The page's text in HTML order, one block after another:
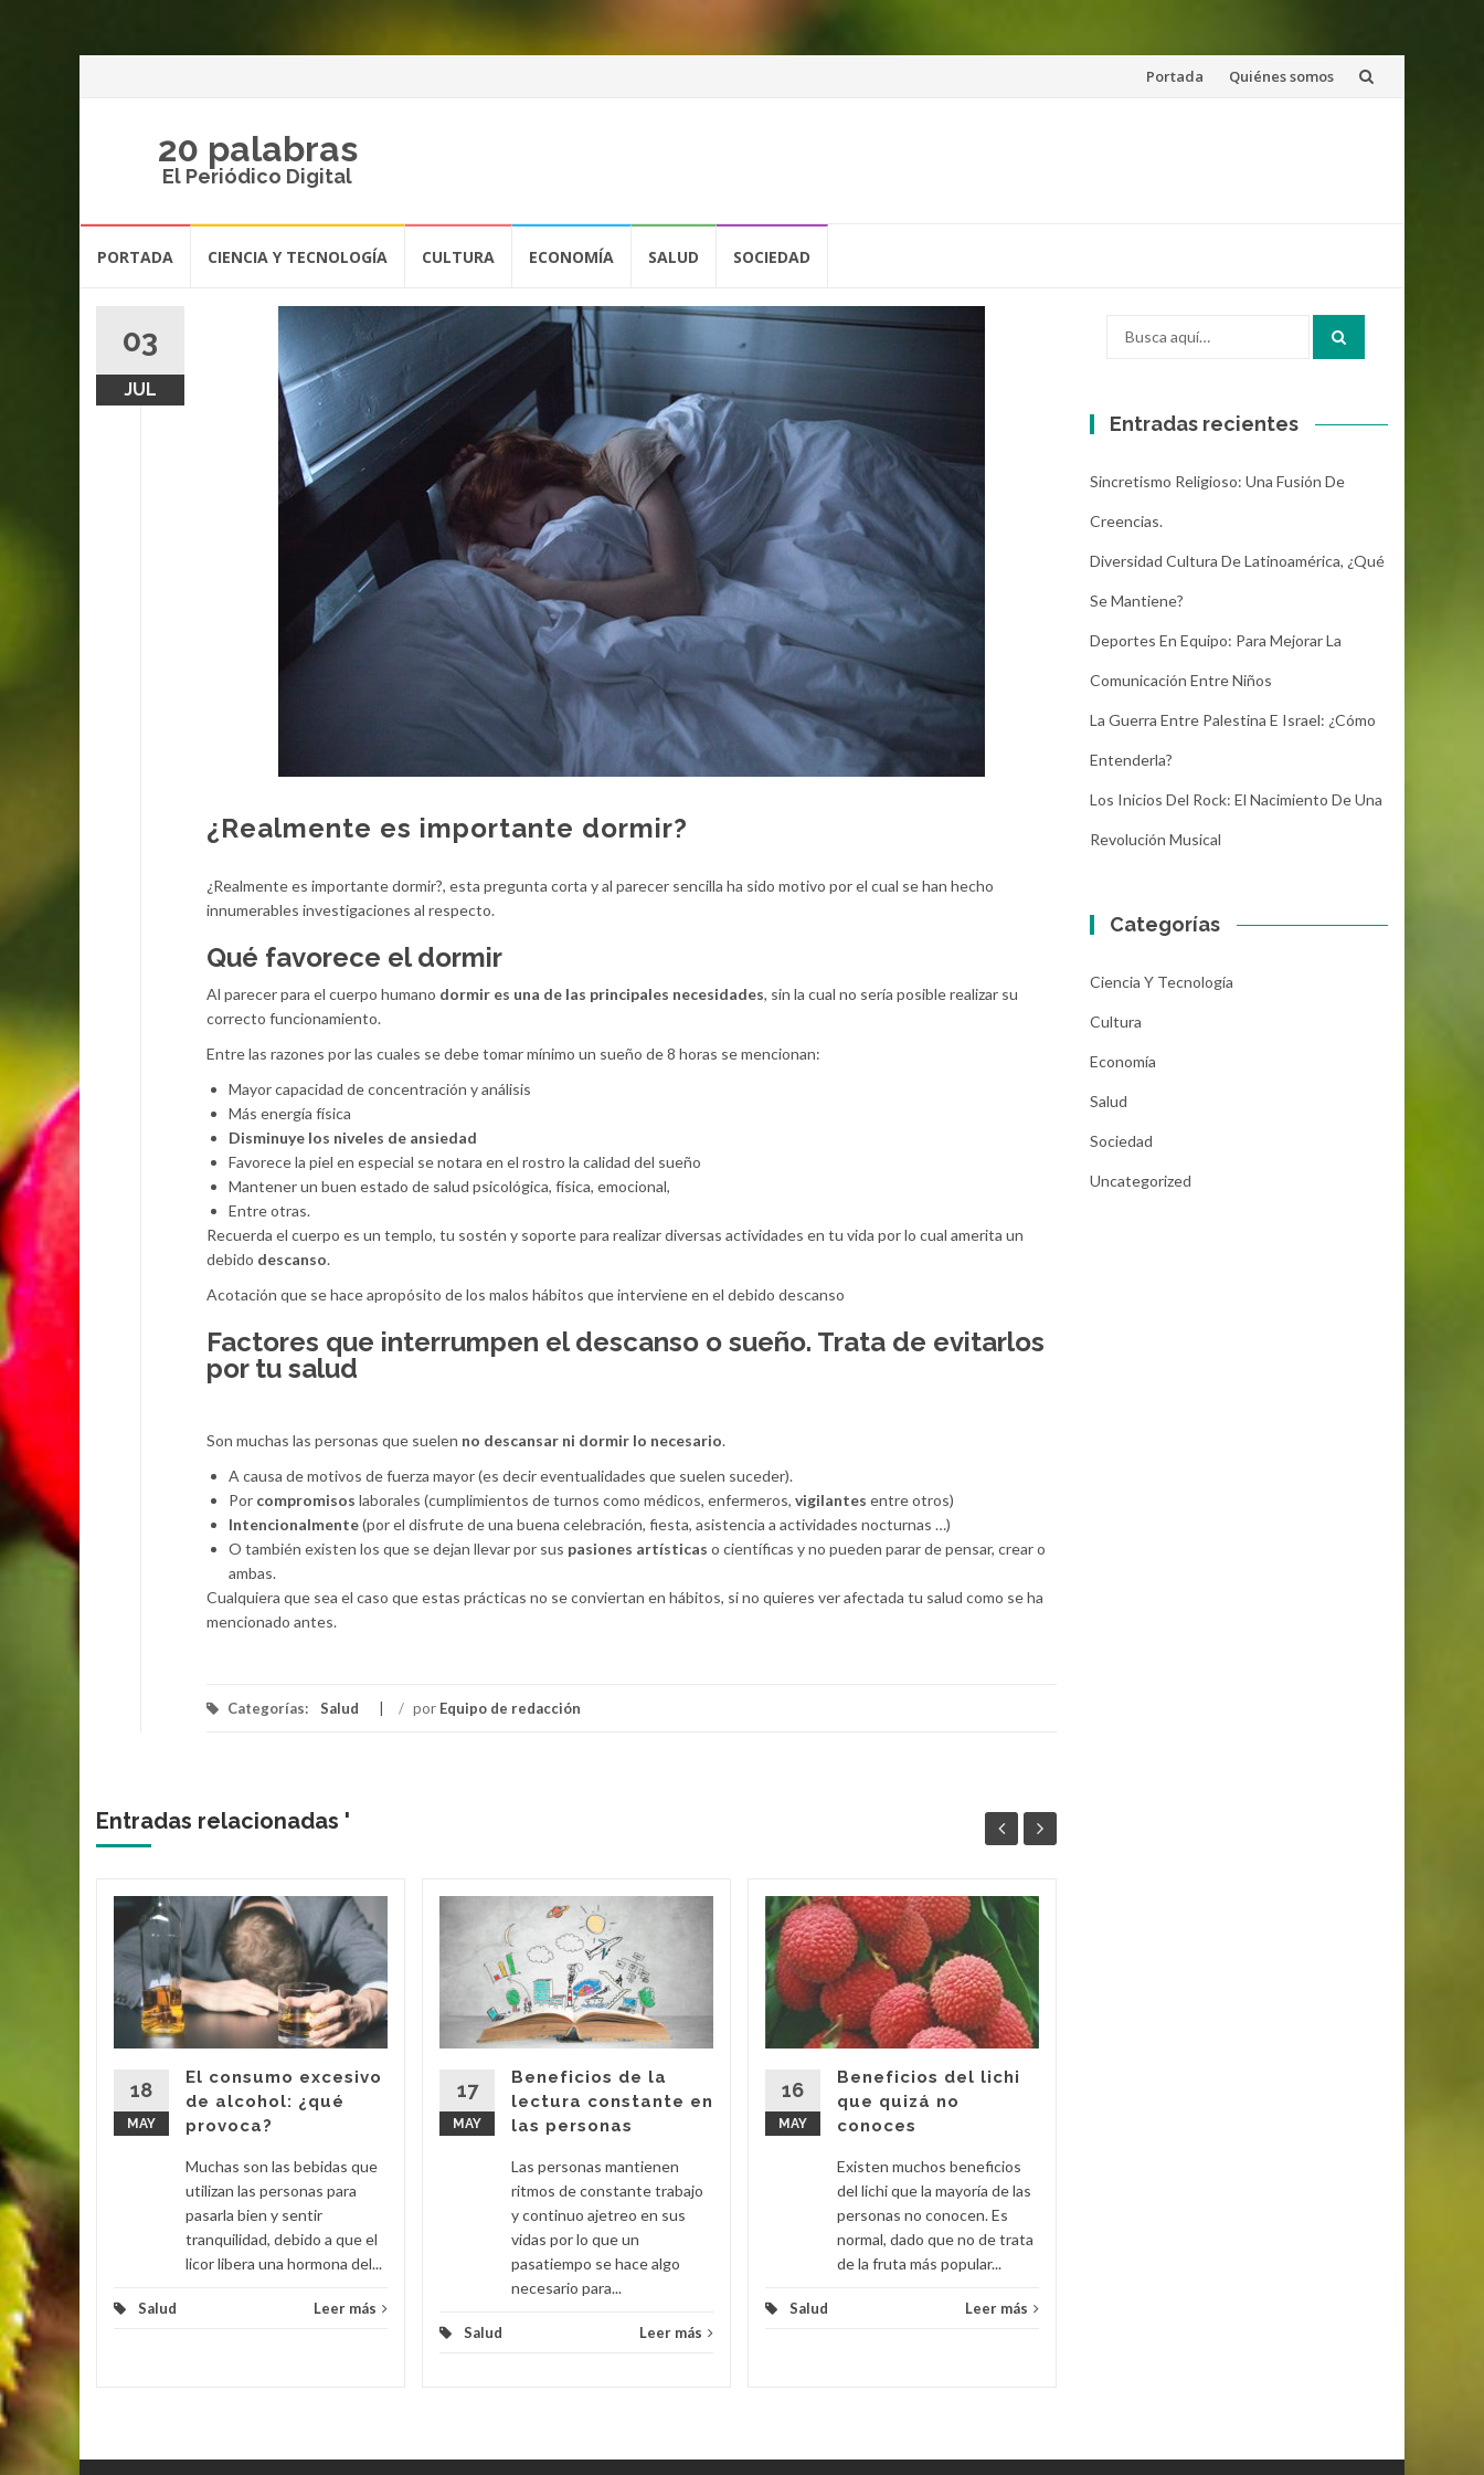
Saltar
Portada Quiénes somos
20 palabras
El Periódico Digital
PORTADA CIENCIA Y TECNOLOGÍA CULTURA ECONOMÍA SALUD SOCIEDAD
03
JUL
¿Realmente es importante dormir?
¿Realmente es importante dormir?, esta pregunta corta y al parecer sencilla ha sido motivo por el cual se han hecho
innumerables investigaciones al respecto.
Qué favorece el dormir
Al parecer para el cuerpo humano dormir es una de las principales necesidades, sin la cual no sería posible realizar su
correcto funcionamiento.
Entre las razones por las cuales se debe tomar mínimo un sueño de 8 horas se mencionan:
Mayor capacidad de concentración y análisis
Más energía física
Disminuye los niveles de ansiedad
Favorece la piel en especial se notara en el rostro la calidad del sueño
Mantener un buen estado de salud psicológica, física, emocional,
Entre otras.
Recuerda el cuerpo es un templo, tu sostén y soporte para realizar diversas actividades en tu vida por lo cual amerita un
debido descanso.
Acotación que se hace apropósito de los malos hábitos que interviene en el debido descanso
Factores que interrumpen el descanso o sueño. Trata de evitarlos
por tu salud
Son muchas las personas que suelen no descansar ni dormir lo necesario.
A causa de motivos de fuerza mayor (es decir eventualidades que suelen suceder).
Por compromisos laborales (cumplimientos de turnos como médicos, enfermeros, vigilantes entre otros)
Intencionalmente(por el disfrute de una buena celebración, fiesta, asistencia a actividades nocturnas …)
O también existen los que se dejan llevar por sus pasiones artísticas o científicas y no pueden parar de pensar, crear o
ambas.
Cualquiera que sea el caso que estas prácticas no se conviertan en hábitos, si no quieres ver afectada tu salud como se ha
mencionado antes.
Categorías: Salud / por Equipo de redacción
Entradas relacionadas '
más
18
MAY
El consumo excesivo
de alcohol: ¿qué
provoca?
Muchas son las bebidas que
utilizan las personas para
pasarla bien y sentir
tranquilidad, debido a que el
licor libera una hormona del...
Salud Leer más
17
MAY
Beneficios de la
lectura constante en
las personas
Las personas mantienen
ritmos de constante trabajo
y continuo ajetreo en sus
vidas por lo que un
pasatiempo se hace algo
necesario para...
Salud Leer más
16
MAY
Beneficios del lichi
que quizá no
conoces
Existen muchos beneficios
del lichi que la mayoría de las
personas no conocen. Es
normal, dado que no de trata
de la fruta más popular...
Salud Leer más
Entradas recientes
Sincretismo Religioso: Una Fusión De
Creencias.
Diversidad Cultura De Latinoamérica, ¿Qué
Se Mantiene?
Deportes En Equipo: Para Mejorar La
Comunicación Entre Niños
La Guerra Entre Palestina E Israel: ¿Cómo
Entenderla?
Los Inicios Del Rock: El Nacimiento De Una
Revolución Musical
Categorías
Ciencia Y Tecnología
Cultura
Economía
Salud
Sociedad
Uncategorized